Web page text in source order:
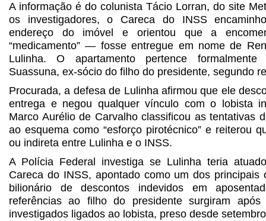
A informação é do colunista Tácio Lorran, do site
os investigadores, o Careca do INSS
endereço do imóvel e orientou que a
“medicamento” — fosse entregue em nome de
Lulinha. O apartamento pertence
Suassuna, ex-sócio do filho do presidente, segundo
Procurada, a defesa de Lulinha afirmou que ele
entrega e negou qualquer vínculo com o lobista
Marco Aurélio de Carvalho classificou as tentativas
ao esquema como “esforço pirotécnico” e reiterou
ou indireta entre Lulinha e o INSS.
A Polícia Federal investiga se Lulinha teria
Careca do INSS, apontado como um dos principais
bilionário de descontos indevidos em
referências ao filho do presidente surgiram
investigados ligados ao lobista, preso desde